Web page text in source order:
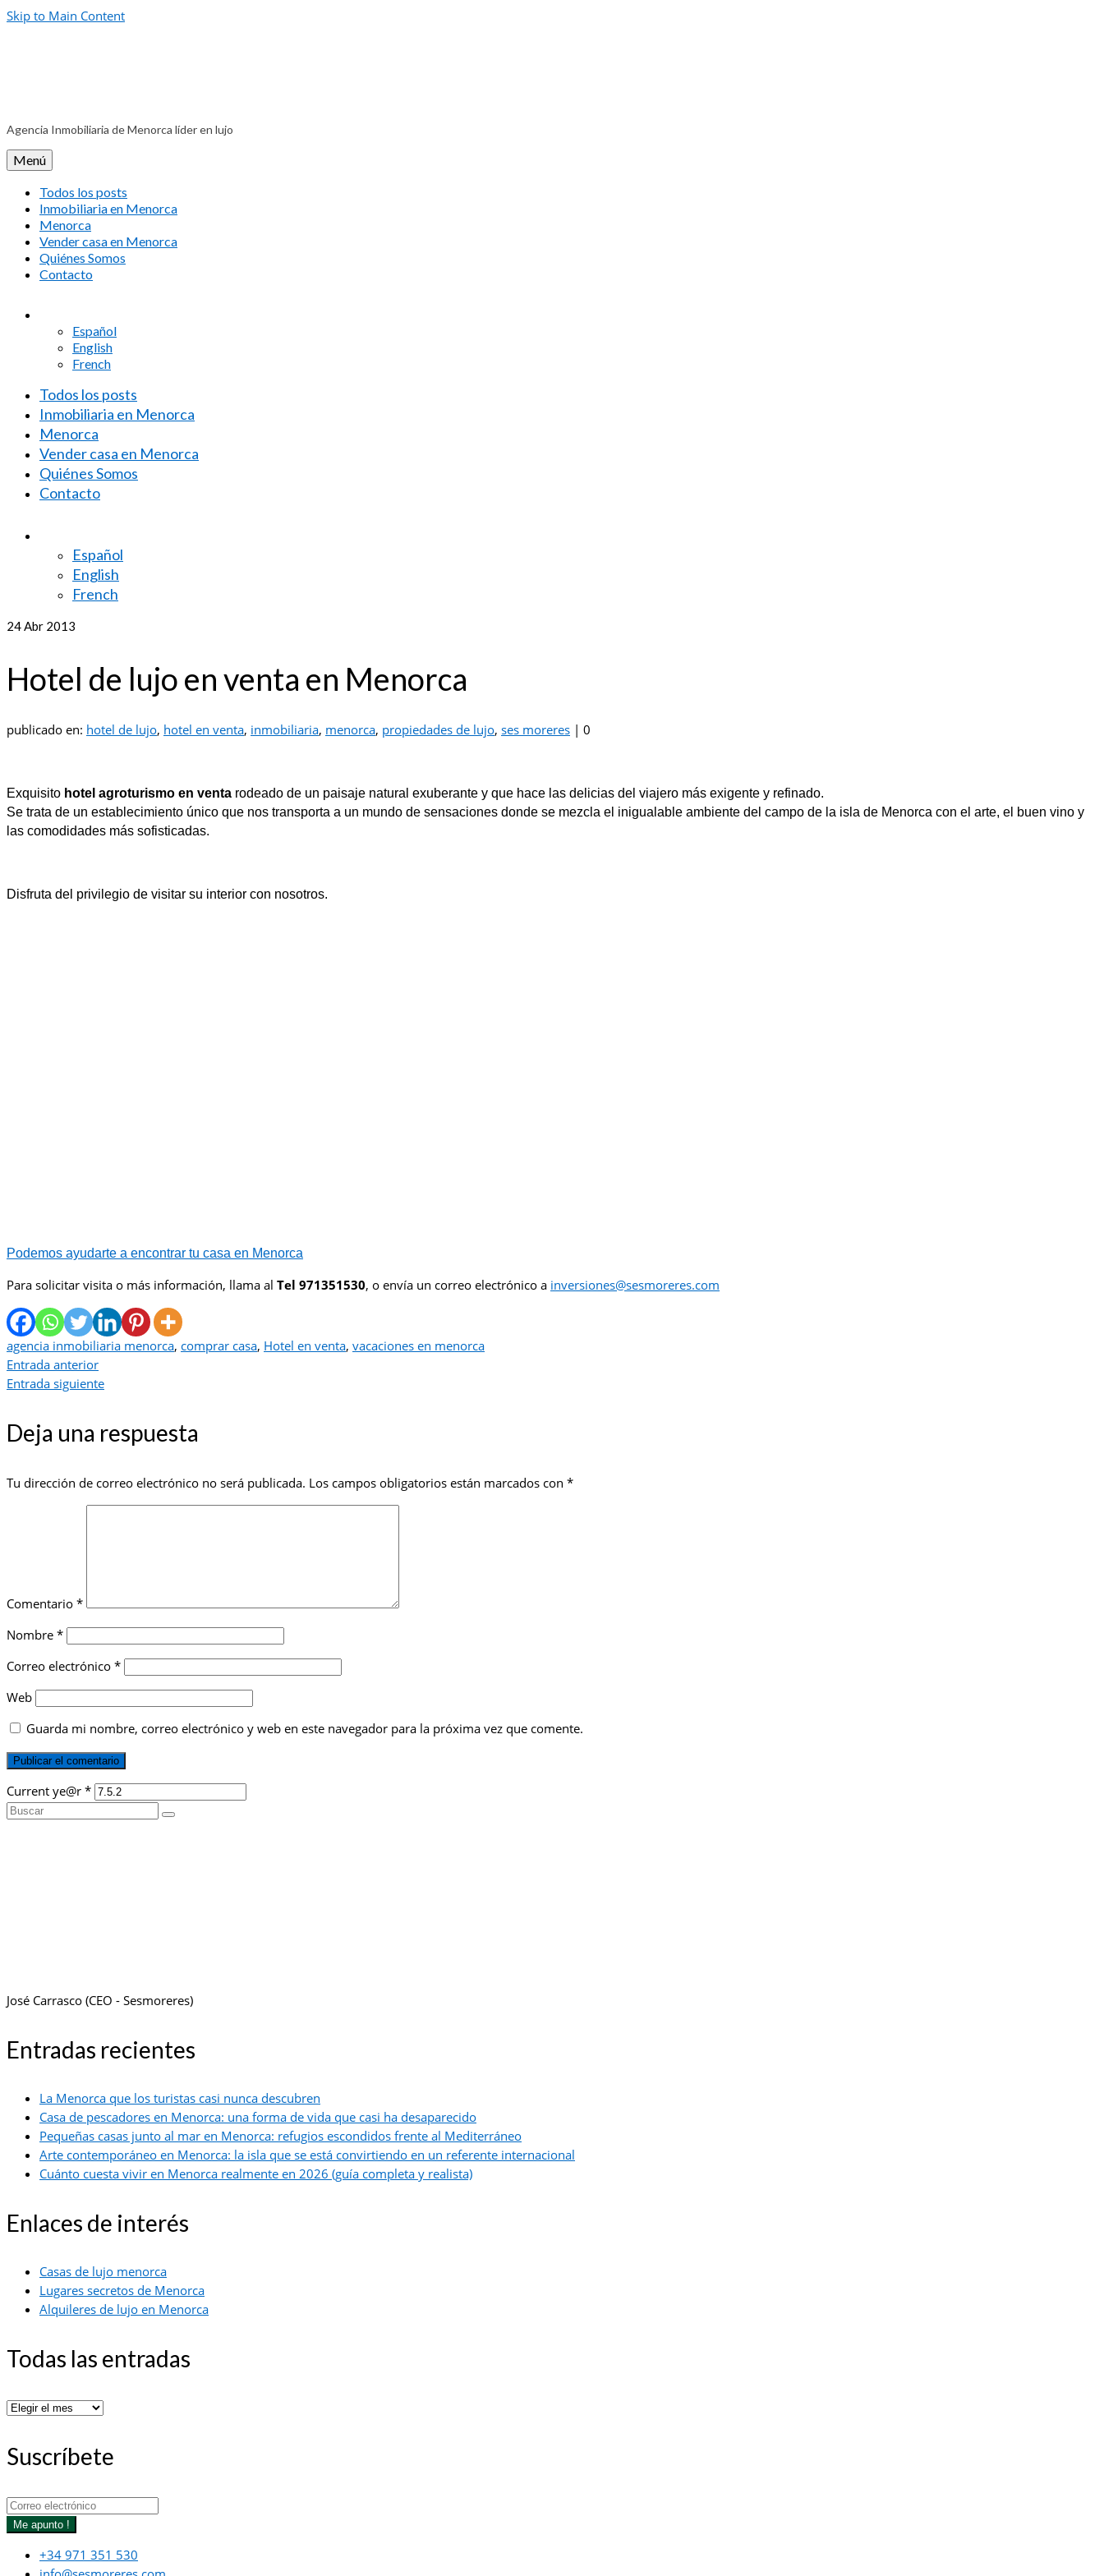
Skip to Main Content
Agencia Inmobiliaria de Menorca líder en lujo
Menú
Todos los posts
Inmobiliaria en Menorca
Menorca
Vender casa en Menorca
Quiénes Somos
Contacto
Español
English
French
Todos los posts
Inmobiliaria en Menorca
Menorca
Vender casa en Menorca
Quiénes Somos
Contacto
Español
English
French
24Abr 2013
Hotel de lujo en venta en Menorca
publicado en: hotel de lujo, hotel en venta, inmobiliaria, menorca, propiedades de lujo, ses moreres | 0
Exquisito hotel agroturismo en venta rodeado de un paisaje natural exuberante y que hace las delicias del viajero más exigente y refinado.
Se trata de un establecimiento único que nos transporta a un mundo de sensaciones donde se mezcla el inigualable ambiente del campo de la isla de Menorca con el arte, el buen vino y
las comodidades más sofisticadas.
Disfruta del privilegio de visitar su interior con nosotros.
Podemos ayudarte a encontrar tu casa en Menorca
Para solicitar visita o más información, llama al Tel 971351530, o envía un correo electrónico a inversiones@sesmoreres.com
agencia inmobiliaria menorca, comprar casa, Hotel en venta, vacaciones en menorca
Entrada anterior
Entrada siguiente
Deja una respuesta
Tu dirección de correo electrónico no será publicada. Los campos obligatorios están marcados con *
Comentario *
Nombre *
Correo electrónico *
Web
Guarda mi nombre, correo electrónico y web en este navegador para la próxima vez que comente.
Current ye@r *
Buscar
José Carrasco (CEO - Sesmoreres)
Entradas recientes
La Menorca que los turistas casi nunca descubren
Casa de pescadores en Menorca: una forma de vida que casi ha desaparecido
Pequeñas casas junto al mar en Menorca: refugios escondidos frente al Mediterráneo
Arte contemporáneo en Menorca: la isla que se está convirtiendo en un referente internacional
Cuánto cuesta vivir en Menorca realmente en 2026 (guía completa y realista)
Enlaces de interés
Casas de lujo menorca
Lugares secretos de Menorca
Alquileres de lujo en Menorca
Todas las entradas
Todas
entradas
Suscríbete
Me apunto !
+34 971 351 530